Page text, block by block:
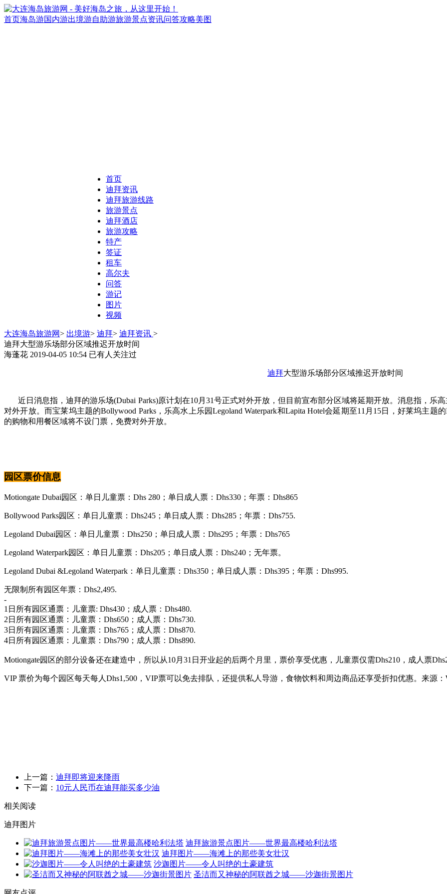
首页海岛游国内游出境游自助游旅游景点资讯问答攻略美图
首页
迪拜资讯
迪拜旅游线路
旅游景点
迪拜酒店
旅游攻略
特产
签证
租车
高尔夫
问答
游记
图片
视频
大连海岛旅游网> 出境游> 迪拜> 迪拜资讯 >
迪拜大型游乐场部分区域推迟开放时间
海蓬花 2019-04-05 10:54 已有人关注过
迪拜大型游乐场部分区域推迟开放时间
近日消息指，迪拜的游乐场(Dubai Parks)原计划在10月31号正式对外开放，但目前宣布部分区域将延期开放。消息指，乐高
对外开放。而宝莱坞主题的Bollywood Parks，乐高水上乐园Legoland Waterpark和Lapita Hotel会延期至11月15日，好莱坞主题
的购物和用餐区域将不设门票，免费对外开放。
园区票价信息
Motiongate Dubai园区：单日儿童票：Dhs 280；单日成人票：Dhs330；年票：Dhs865
Bollywood Parks园区：单日儿童票：Dhs245；单日成人票：Dhs285；年票：Dhs755.
Legoland Dubai园区：单日儿童票：Dhs250；单日成人票：Dhs295；年票：Dhs765
Legoland Waterpark园区：单日儿童票：Dhs205；单日成人票：Dhs240；无年票。
Legoland Dubai &Legoland Waterpark：单日儿童票：Dhs350；单日成人票：Dhs395；年票：Dhs995.
无限制所有园区年票：Dhs2,495.
-
1日所有园区通票：儿童票: Dhs430；成人票：Dhs480.
2日所有园区通票：儿童票：Dhs650；成人票：Dhs730.
3日所有园区通票：儿童票：Dhs765；成人票：Dhs870.
4日所有园区通票：儿童票：Dhs790；成人票：Dhs890.
Motiongate园区的部分设备还在建造中，所以从10月31日开业起的后两个月里，票价享受优惠，儿童票仅需Dhs210，成人票
VIP 票价为每个园区每天每人Dhs1,500，VIP票可以免去排队，还提供私人导游，食物饮料和周边商品还享受折扣优惠。来源：
上一篇： 迪拜即将迎来降雨
下一篇： 10元人民币在迪拜能买多少油
相关阅读
迪拜图片
迪拜旅游景点图片——世界最高楼哈利法塔
迪拜图片——海滩上的那些美女壮汉
沙迦图片——令人叫绝的土豪建筑
圣洁而又神秘的阿联酋之城——沙迦街景图片